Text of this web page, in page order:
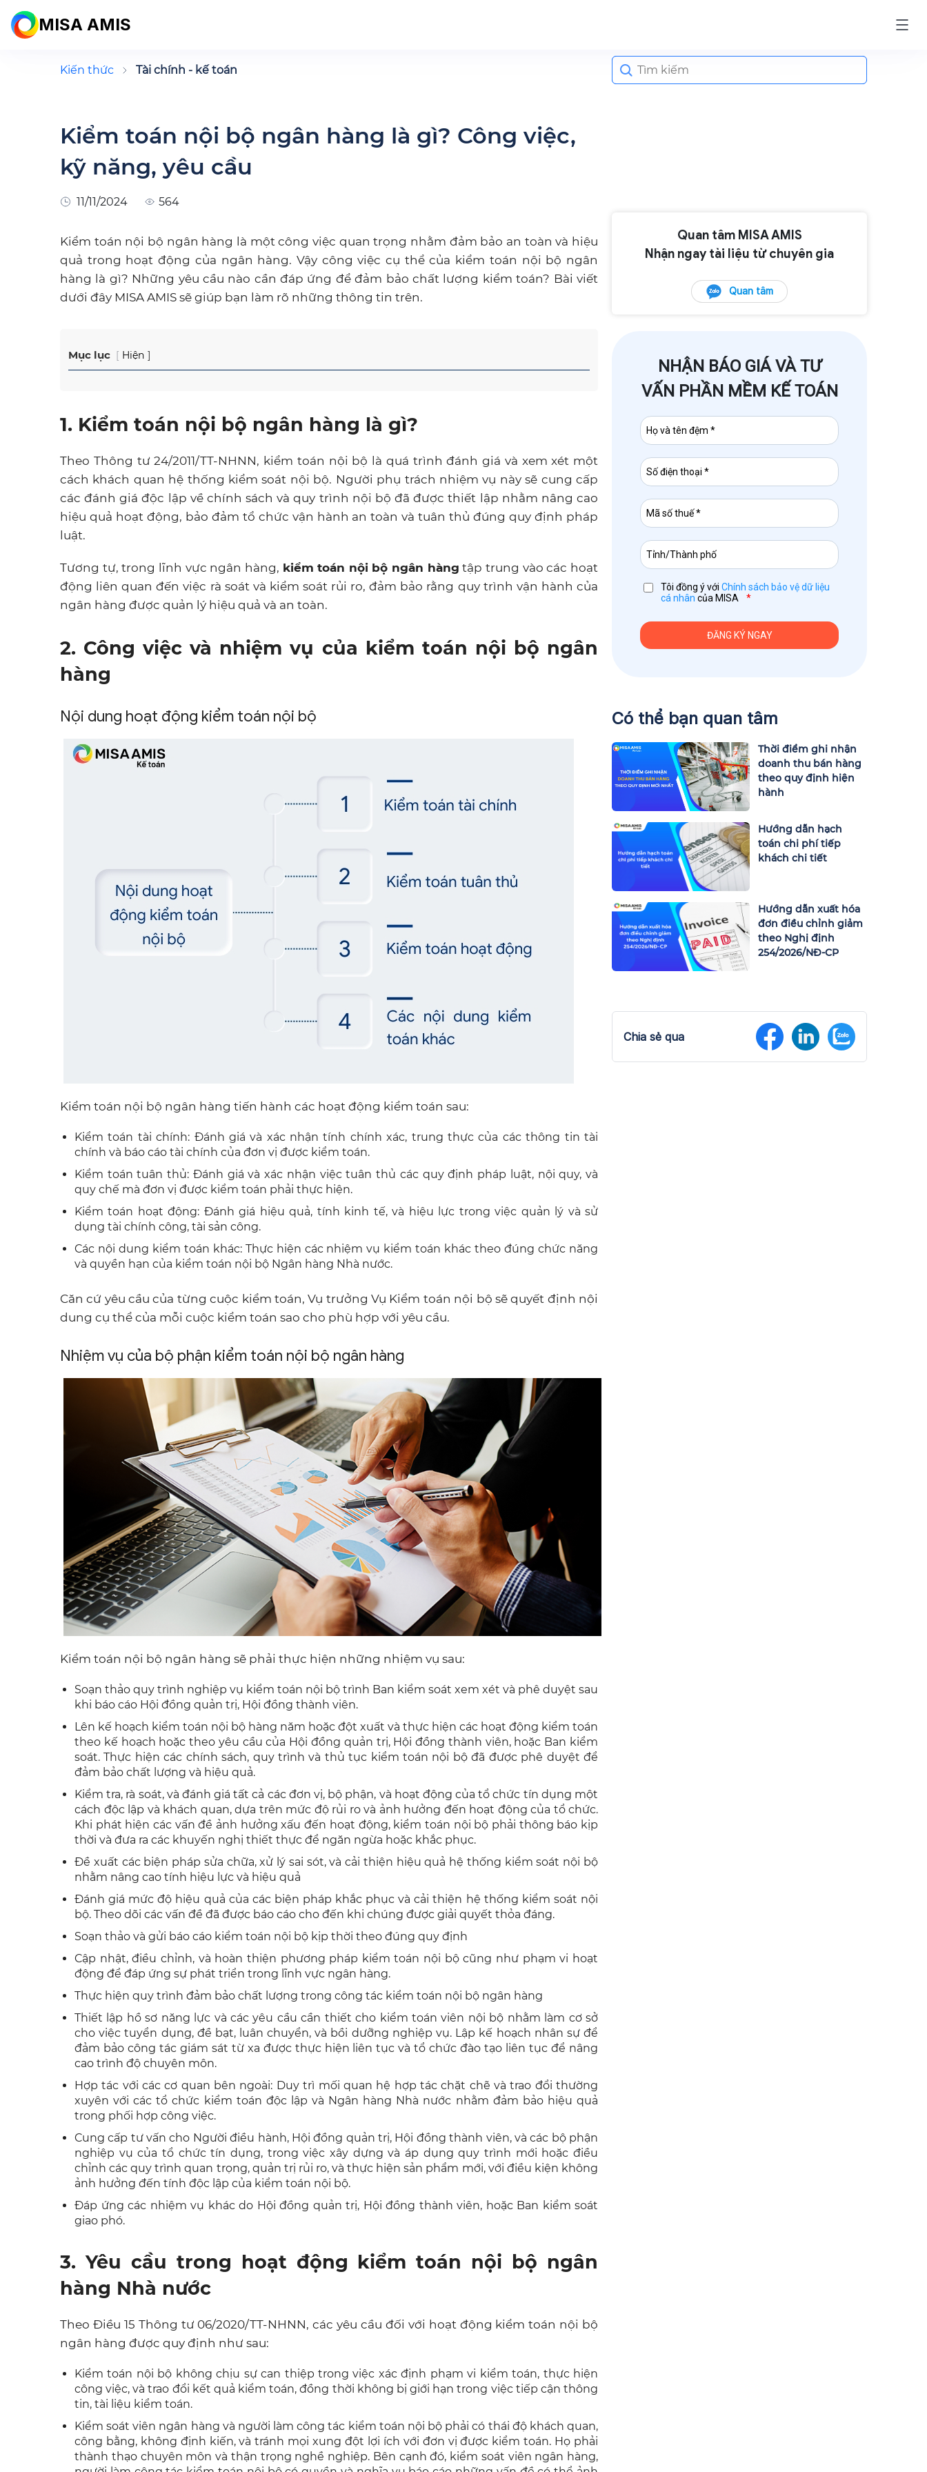
MISA AMIS
Kiến thức Tài chính - kế toán
Search
for:
Kiểm toán nội bộ ngân hàng là gì? Công việc,
kỹ năng, yêu cầu
11/11/2024 564
Kiểm toán nội bộ ngân hàng là một công việc quan trọng nhằm đảm bảo an toàn và hiệu
quả trong hoạt động của ngân hàng. Vậy công việc cụ thể của kiểm toán nội bộ ngân
hàng là gì? Những yêu cầu nào cần đáp ứng để đảm bảo chất lượng kiểm toán? Bài viết
dưới đây MISA AMIS sẽ giúp bạn làm rõ những thông tin trên.
Mục lục Hiện
1. Kiểm toán nội bộ ngân hàng là gì?
Theo Thông tư 24/2011/TT-NHNN, kiểm toán nội bộ là quá trình đánh giá và xem xét một
cách khách quan hệ thống kiểm soát nội bộ. Người phụ trách nhiệm vụ này sẽ cung cấp
các đánh giá độc lập về chính sách và quy trình nội bộ đã được thiết lập nhằm nâng cao
hiệu quả hoạt động, bảo đảm tổ chức vận hành an toàn và tuân thủ đúng quy định pháp
luật.
Tương tự, trong lĩnh vực ngân hàng, kiểm toán nội bộ ngân hàng tập trung vào các hoạt
động liên quan đến việc rà soát và kiểm soát rủi ro, đảm bảo rằng quy trình vận hành của
ngân hàng được quản lý hiệu quả và an toàn.
2. Công việc và nhiệm vụ của kiểm toán nội bộ ngân
hàng
Nội dung hoạt động kiểm toán nội bộ
Kiểm toán nội bộ ngân hàng tiến hành các hoạt động kiểm toán sau:
Kiểm toán tài chính: Đánh giá và xác nhận tính chính xác, trung thực của các thông tin tài
chính và báo cáo tài chính của đơn vị được kiểm toán.
Kiểm toán tuân thủ: Đánh giá và xác nhận việc tuân thủ các quy định pháp luật, nội quy, và
quy chế mà đơn vị được kiểm toán phải thực hiện.
Kiểm toán hoạt động: Đánh giá hiệu quả, tính kinh tế, và hiệu lực trong việc quản lý và sử
dụng tài chính công, tài sản công.
Các nội dung kiểm toán khác: Thực hiện các nhiệm vụ kiểm toán khác theo đúng chức năng
và quyền hạn của kiểm toán nội bộ Ngân hàng Nhà nước.
Căn cứ yêu cầu của từng cuộc kiểm toán, Vụ trưởng Vụ Kiểm toán nội bộ sẽ quyết định nội
dung cụ thể của mỗi cuộc kiểm toán sao cho phù hợp với yêu cầu.
Nhiệm vụ của bộ phận kiểm toán nội bộ ngân hàng
Kiểm toán nội bộ ngân hàng sẽ phải thực hiện những nhiệm vụ sau:
Soạn thảo quy trình nghiệp vụ kiểm toán nội bộ trình Ban kiểm soát xem xét và phê duyệt sau
khi báo cáo Hội đồng quản trị, Hội đồng thành viên.
Lên kế hoạch kiểm toán nội bộ hàng năm hoặc đột xuất và thực hiện các hoạt động kiểm toán
theo kế hoạch hoặc theo yêu cầu của Hội đồng quản trị, Hội đồng thành viên, hoặc Ban kiểm
soát. Thực hiện các chính sách, quy trình và thủ tục kiểm toán nội bộ đã được phê duyệt để
đảm bảo chất lượng và hiệu quả.
Kiểm tra, rà soát, và đánh giá tất cả các đơn vị, bộ phận, và hoạt động của tổ chức tín dụng một
cách độc lập và khách quan, dựa trên mức độ rủi ro và ảnh hưởng đến hoạt động của tổ chức.
Khi phát hiện các vấn đề ảnh hưởng xấu đến hoạt động, kiểm toán nội bộ phải thông báo kịp
thời và đưa ra các khuyến nghị thiết thực để ngăn ngừa hoặc khắc phục.
Đề xuất các biện pháp sửa chữa, xử lý sai sót, và cải thiện hiệu quả hệ thống kiểm soát nội bộ
nhằm nâng cao tính hiệu lực và hiệu quả
Đánh giá mức độ hiệu quả của các biện pháp khắc phục và cải thiện hệ thống kiểm soát nội
bộ. Theo dõi các vấn đề đã được báo cáo cho đến khi chúng được giải quyết thỏa đáng.
Soạn thảo và gửi báo cáo kiểm toán nội bộ kịp thời theo đúng quy định
Cập nhật, điều chỉnh, và hoàn thiện phương pháp kiểm toán nội bộ cũng như phạm vi hoạt
động để đáp ứng sự phát triển trong lĩnh vực ngân hàng.
Thực hiện quy trình đảm bảo chất lượng trong công tác kiểm toán nội bộ ngân hàng
Thiết lập hồ sơ năng lực và các yêu cầu cần thiết cho kiểm toán viên nội bộ nhằm làm cơ sở
cho việc tuyển dụng, đề bạt, luân chuyển, và bồi dưỡng nghiệp vụ. Lập kế hoạch nhân sự để
đảm bảo công tác giám sát từ xa được thực hiện liên tục và tổ chức đào tạo liên tục để nâng
cao trình độ chuyên môn.
Hợp tác với các cơ quan bên ngoài: Duy trì mối quan hệ hợp tác chặt chẽ và trao đổi thường
xuyên với các tổ chức kiểm toán độc lập và Ngân hàng Nhà nước nhằm đảm bảo hiệu quả
trong phối hợp công việc.
Cung cấp tư vấn cho Người điều hành, Hội đồng quản trị, Hội đồng thành viên, và các bộ phận
nghiệp vụ của tổ chức tín dụng, trong việc xây dựng và áp dụng quy trình mới hoặc điều
chỉnh các quy trình quan trọng, quản trị rủi ro, và thực hiện sản phẩm mới, với điều kiện không
ảnh hưởng đến tính độc lập của kiểm toán nội bộ.
Đáp ứng các nhiệm vụ khác do Hội đồng quản trị, Hội đồng thành viên, hoặc Ban kiểm soát
giao phó.
3. Yêu cầu trong hoạt động kiểm toán nội bộ ngân
hàng Nhà nước
Theo Điều 15 Thông tư 06/2020/TT-NHNN, các yêu cầu đối với hoạt động kiểm toán nội bộ
ngân hàng được quy định như sau:
Kiểm toán nội bộ không chịu sự can thiệp trong việc xác định phạm vi kiểm toán, thực hiện
công việc, và trao đổi kết quả kiểm toán, đồng thời không bị giới hạn trong việc tiếp cận thông
tin, tài liệu kiểm toán.
Kiểm soát viên ngân hàng và người làm công tác kiểm toán nội bộ phải có thái độ khách quan,
công bằng, không định kiến, và tránh mọi xung đột lợi ích với đơn vị được kiểm toán. Họ phải
thành thạo chuyên môn và thận trọng nghề nghiệp. Bên cạnh đó, kiểm soát viên ngân hàng,
Quan tâm MISA AMIS
Nhận ngay tài liệu từ chuyên gia
Quan tâm
NHẬN BÁO GIÁ VÀ TƯ
VẤN PHẦN MỀM KẾ TOÁN
Tôi đồng ý với Chính sách bảo vệ dữ liệu
cá nhân của MISA *
Có thể bạn quan tâm
Thời điểm ghi nhận
doanh thu bán hàng
theo quy định hiện
hành
Hướng dẫn hạch
toán chi phí tiếp
khách chi tiết
Hướng dẫn xuất hóa
đơn điều chỉnh giảm
theo Nghị định
254/2026/NĐ-CP
Chia sẻ qua